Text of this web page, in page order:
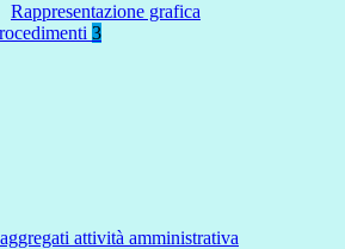
Rappresentazione grafica
3
attività amministrativa